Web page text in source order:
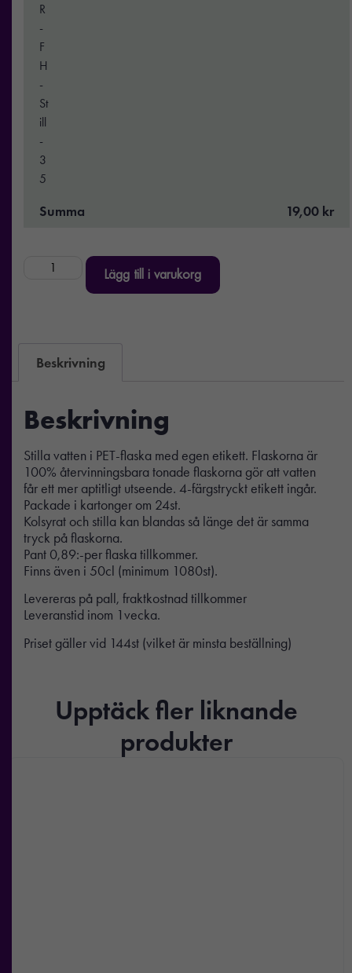
R
-
F
H
-
St
ill
-
3
5
Summa 19,00 kr
Lägg till i varukorg
Beskrivning
Beskrivning
Stilla vatten i PET-flaska med egen etikett. Flaskorna är
100% återvinningsbara tonade flaskorna gör att vatten
får ett mer aptitligt utseende. 4-färgstryckt etikett ingår.
Packade i kartonger om 24st.
Kolsyrat och stilla kan blandas så länge det är samma
tryck på flaskorna.
Pant 0,89:-per flaska tillkommer.
Finns även i 50cl (minimum 1080st).
Levereras på pall, fraktkostnad tillkommer
Leveranstid inom 1vecka.
Priset gäller vid 144st (vilket är minsta beställning)
Upptäck fler liknande
produkter